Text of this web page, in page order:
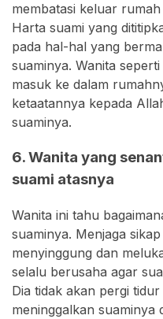
membatasi keluar
Harta suami yang
pada hal-hal yang
suaminya. Wanita
masuk ke dalam
ketaatannya kepada
suaminya.
6. Wanita yang
suami atasnya
Wanita ini tahu
suaminya. Menjaga
menyinggung dan
selalu berusaha agar
Dia tidak akan pergi
meninggalkan suaminya